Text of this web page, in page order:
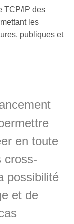
TCP/IP des
les
publiques et
en toute
cross-
possibilité
et de